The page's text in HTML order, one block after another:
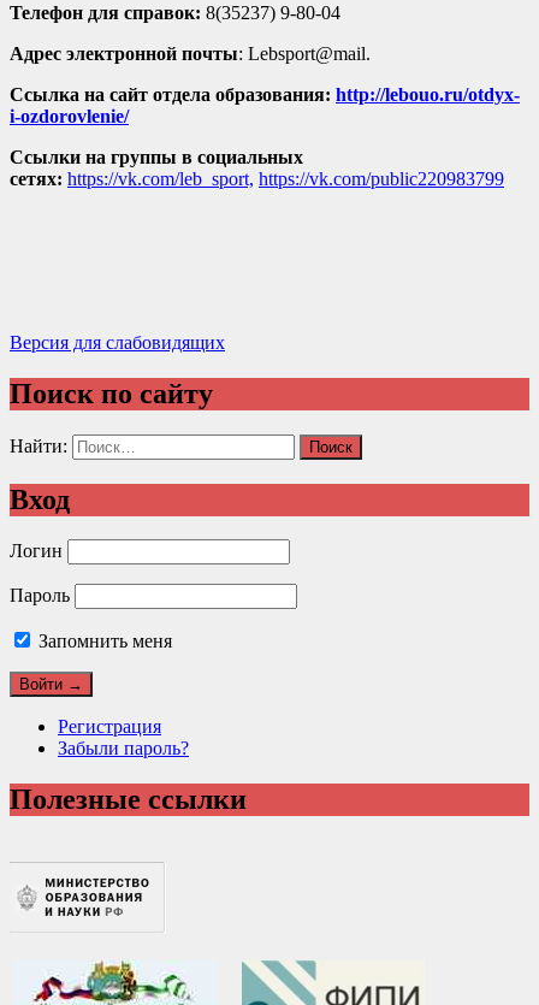
Телефон для справок: 8(35237) 9-80-04
Адрес электронной почты: Lebsport@mail.
Ссылка на сайт отдела образования: http://lebouo.ru/otdyx-
i-ozdorovlenie/
Ссылки на группы в социальных
сетях: https://vk.com/leb_sport, https://vk.com/public220983799
Версия для слабовидящих
Поиск по сайту
Найти:
Вход
Логин
Пароль
Запомнить меня
Регистрация
Забыли пароль?
Полезные ссылки